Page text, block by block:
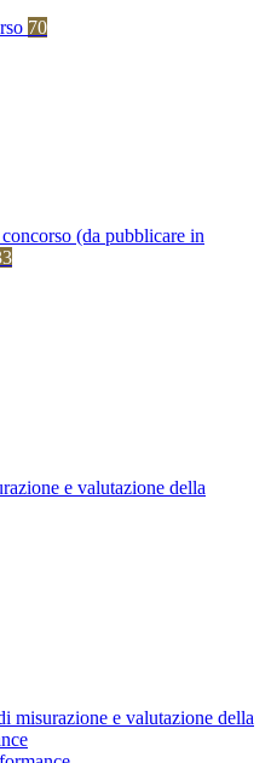
70
(da pubblicare in
e valutazione della
misurazione e valutazione della